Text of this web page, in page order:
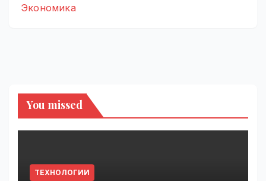
Экономика
You missed
ТЕХНОЛОГИИ